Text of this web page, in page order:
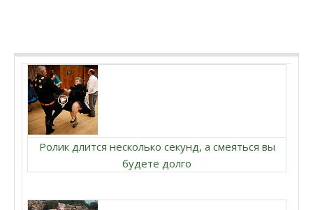
Ролик длится несколько секунд, а смеяться вы
будете долго